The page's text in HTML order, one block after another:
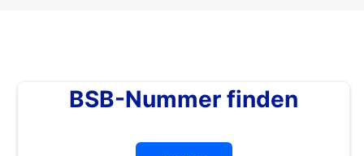
BSB-Nummer finden